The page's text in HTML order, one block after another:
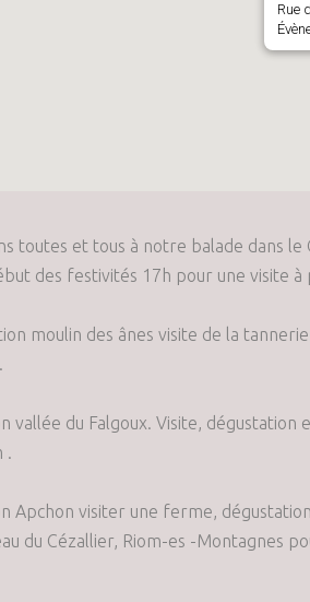
Rue
toutes et tous à notre balade dans
des festivités 17h pour une visite à
moulin des ânes visite de la
vallée du Falgoux. Visite,
.
Apchon visiter une ferme,
du Cézallier, Riom-es -Montagnes